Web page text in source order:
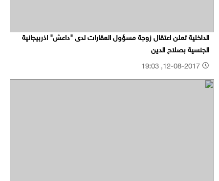
الداخلية تعلن اعتقال زوجة مسؤول العقارات لدى "داعش" اذربيجانية
الجنسية بصلاح الدين